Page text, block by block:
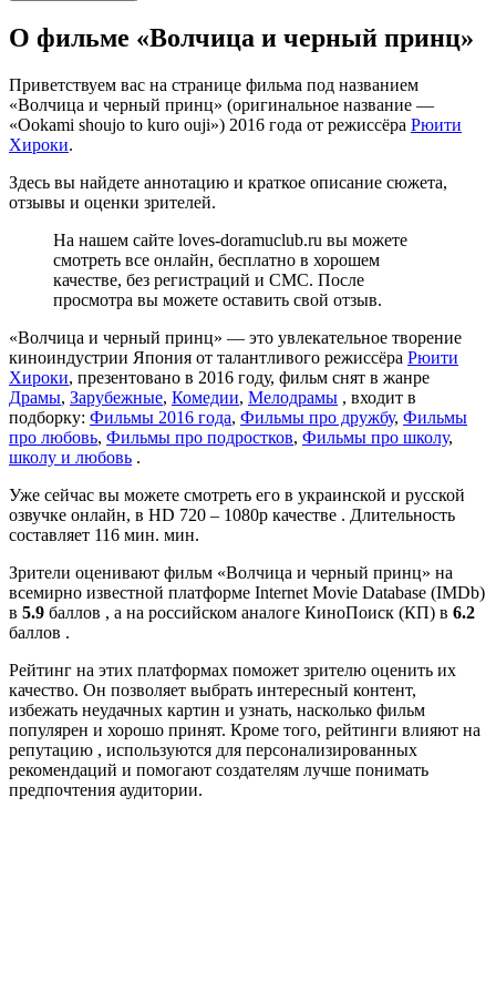
О фильме «Волчица и черный принц»
Приветствуем вас на странице фильма под названием
«Волчица и черный принц» (оригинальное название —
«Ookami shoujo to kuro ouji») 2016 года от режиссёра Рюити
Хироки.
Здесь вы найдете аннотацию и краткое описание сюжета,
отзывы и оценки зрителей.
На нашем сайте loves-doramuclub.ru вы можете
смотреть все онлайн, бесплатно в хорошем
качестве, без регистраций и СМС. После
просмотра вы можете оставить свой отзыв.
«Волчица и черный принц» — это увлекательное творение
киноиндустрии Япония от талантливого режиссёра Рюити
Хироки, презентовано в 2016 году, фильм снят в жанре
Драмы, Зарубежные, Комедии, Мелодрамы , входит в
подборку: Фильмы 2016 года, Фильмы про дружбу, Фильмы
про любовь, Фильмы про подростков, Фильмы про школу,
школу и любовь .
Уже сейчас вы можете смотреть его в украинской и русской
озвучке онлайн, в HD 720 – 1080p качестве . Длительность
составляет 116 мин. мин.
Зрители оценивают фильм «Волчица и черный принц» на
всемирно известной платформе Internet Movie Database (IMDb)
в 5.9 баллов , а на российском аналоге КиноПоиск (КП) в 6.2
баллов .
Рейтинг на этих платформах поможет зрителю оценить их
качество. Он позволяет выбрать интересный контент,
избежать неудачных картин и узнать, насколько фильм
популярен и хорошо принят. Кроме того, рейтинги влияют на
репутацию , используются для персонализированных
рекомендаций и помогают создателям лучше понимать
предпочтения аудитории.